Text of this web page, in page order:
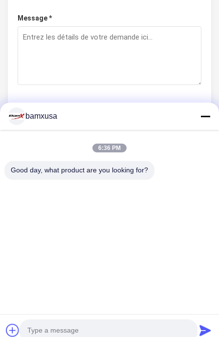
Message *
NOUS CONTACTER
© 2026 Chongqing Qiyuan Motorcycle Co., Ltd. All Rights Reserved.
bamxusa
6:36 PM
Good day, what product are you looking for?